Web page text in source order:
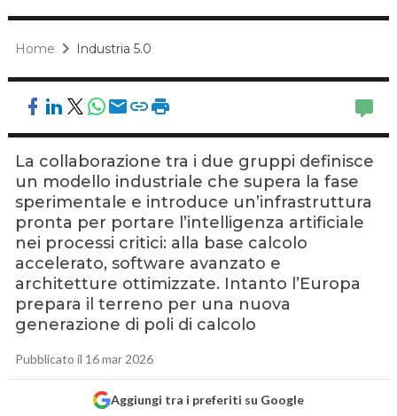
Home Industria 5.0
La collaborazione tra i due gruppi definisce
un modello industriale che supera la fase
sperimentale e introduce un’infrastruttura
pronta per portare l’intelligenza artificiale
nei processi critici: alla base calcolo
accelerato, software avanzato e
architetture ottimizzate. Intanto l’Europa
prepara il terreno per una nuova
generazione di poli di calcolo
Pubblicato il 16 mar 2026
Aggiungi tra i preferiti su Google